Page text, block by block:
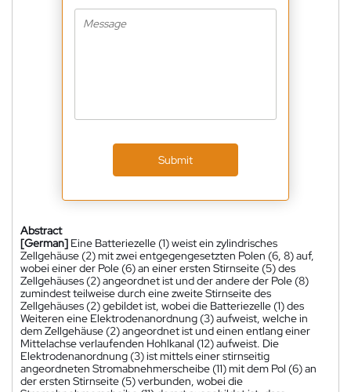
Submit
Abstract
[German] Eine Batteriezelle (1) weist ein zylindrisches
Zellgehäuse (2) mit zwei entgegengesetzten Polen (6, 8) auf,
wobei einer der Pole (6) an einer ersten Stirnseite (5) des
Zellgehäuses (2) angeordnet ist und der andere der Pole (8)
zumindest teilweise durch eine zweite Stirnseite des
Zellgehäuses (2) gebildet ist, wobei die Batteriezelle (1) des
Weiteren eine Elektrodenanordnung (3) aufweist, welche in
dem Zellgehäuse (2) angeordnet ist und einen entlang einer
Mittelachse verlaufenden Hohlkanal (12) aufweist. Die
Elektrodenanordnung (3) ist mittels einer stirnseitig
angeordneten Stromabnehmerscheibe (11) mit dem Pol (6) an
der ersten Stirnseite (5) verbunden, wobei die